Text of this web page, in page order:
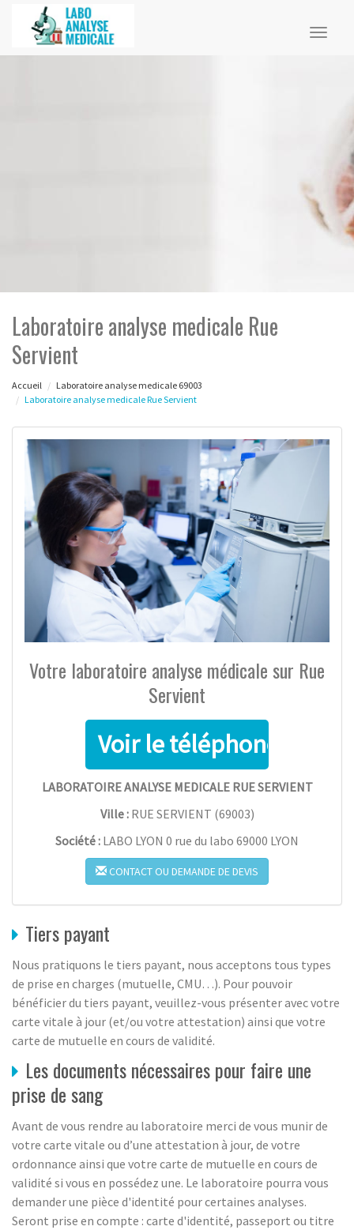
Laboratoire analyse medicale Rue
Servient
Accueil
Laboratoire analyse medicale 69003
Laboratoire analyse medicale Rue Servient
Votre laboratoire analyse médicale sur Rue
Servient
LABORATOIRE ANALYSE MEDICALE RUE SERVIENT
Ville : RUE SERVIENT (69003)
Société : LABO LYON 0 rue du labo 69000 LYON
CONTACT OU DEMANDE DE DEVIS
Tiers payant
Nous pratiquons le tiers payant, nous acceptons tous types
de prise en charges (mutuelle, CMU…). Pour pouvoir
bénéficier du tiers payant, veuillez-vous présenter avec votre
carte vitale à jour (et/ou votre attestation) ainsi que votre
carte de mutuelle en cours de validité.
Les documents nécessaires pour faire une
prise de sang
Avant de vous rendre au laboratoire merci de vous munir de
votre carte vitale ou d’une attestation à jour, de votre
ordonnance ainsi que votre carte de mutuelle en cours de
validité si vous en possédez une. Le laboratoire pourra vous
demander une pièce d'identité pour certaines analyses.
Seront prise en compte : carte d'identité, passeport ou titre